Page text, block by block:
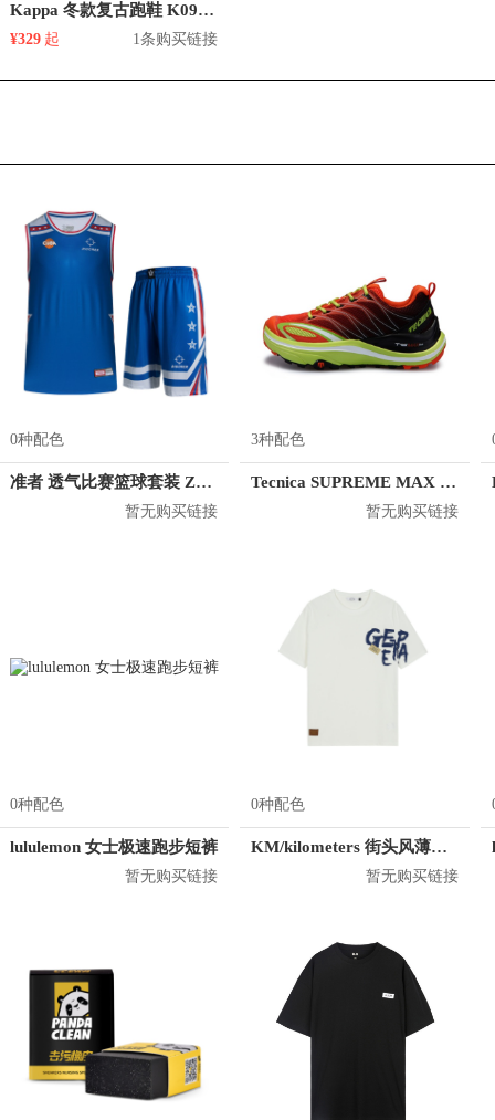
Kappa 冬款复古跑鞋 K0925MM37D
¥329 起 1条购买链接
0种配色
准者 透气比赛篮球套装 Z118210177
暂无购买链接
3种配色
Tecnica SUPREME MAX 2.0
暂无购买链接
0种配色
lululemon 女士极速跑步短裤
暂无购买链接
0种配色
KM/kilometers 街头风薄款印花短袖T恤 男女同款 M2X2108248
暂无购买链接